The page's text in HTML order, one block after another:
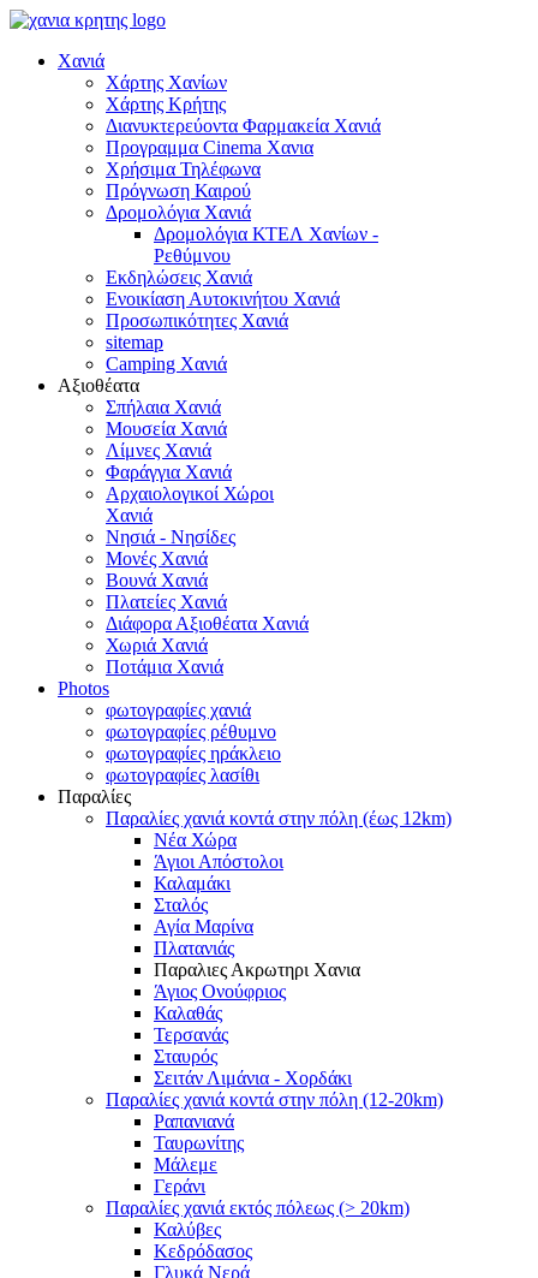
Χανιά
Χάρτης Χανίων
Χάρτης Κρήτης
Διανυκτερεύοντα Φαρμακεία Χανιά
Προγραμμα Cinema Χανια
Χρήσιμα Τηλέφωνα
Πρόγνωση Καιρού
Δρομολόγια Χανιά
Δρομολόγια ΚΤΕΛ Χανίων -
Ρεθύμνου
Εκδηλώσεις Χανιά
Ενοικίαση Αυτοκινήτου Χανιά
Προσωπικότητες Χανιά
sitemap
Camping Χανιά
Αξιοθέατα
Σπήλαια Χανιά
Μουσεία Χανιά
Λίμνες Χανιά
Φαράγγια Χανιά
Αρχαιολογικοί Χώροι
Χανιά
Νησιά - Νησίδες
Μονές Χανιά
Βουνά Χανιά
Πλατείες Χανιά
Διάφορα Αξιοθέατα Χανιά
Χωριά Χανιά
Ποτάμια Χανιά
Photos
φωτογραφίες χανιά
φωτογραφίες ρέθυμνο
φωτογραφίες ηράκλειο
φωτογραφίες λασίθι
Παραλίες
Παραλίες χανιά κοντά στην πόλη (έως 12km)
Νέα Χώρα
Άγιοι Απόστολοι
Καλαμάκι
Σταλός
Αγία Μαρίνα
Πλατανιάς
Παραλιες Ακρωτηρι Χανια
Άγιος Ονούφριος
Καλαθάς
Τερσανάς
Σταυρός
Σειτάν Λιμάνια - Χορδάκι
Παραλίες χανιά κοντά στην πόλη (12-20km)
Ραπανιανά
Ταυρωνίτης
Μάλεμε
Γεράνι
Παραλίες χανιά εκτός πόλεως (> 20km)
Καλύβες
Κεδρόδασος
Γλυκά Νερά